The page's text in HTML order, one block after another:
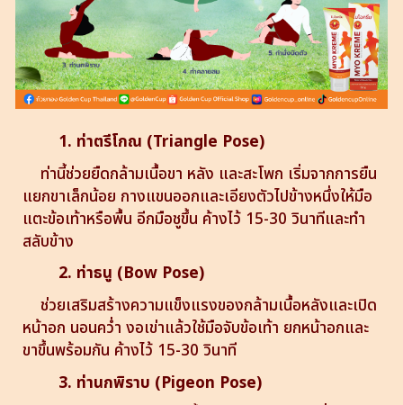
1. ท่าตรีโกณ (Triangle Pose)
ท่านี้ช่วยยืดกล้ามเนื้อขา หลัง และสะโพก เริ่มจากการยืน
แยกขาเล็กน้อย กางแขนออกและเอียงตัวไปข้างหนึ่งให้มือ
แตะข้อเท้าหรือพื้น อีกมือชูขึ้น ค้างไว้ 15-30 วินาทีและทำ
สลับข้าง
2. ท่าธนู (Bow Pose)
ช่วยเสริมสร้างความแข็งแรงของกล้ามเนื้อหลังและเปิด
หน้าอก นอนคว่ำ งอเข่าแล้วใช้มือจับข้อเท้า ยกหน้าอกและ
ขาขึ้นพร้อมกัน ค้างไว้ 15-30 วินาที
3. ท่านกพิราบ (Pigeon Pose)